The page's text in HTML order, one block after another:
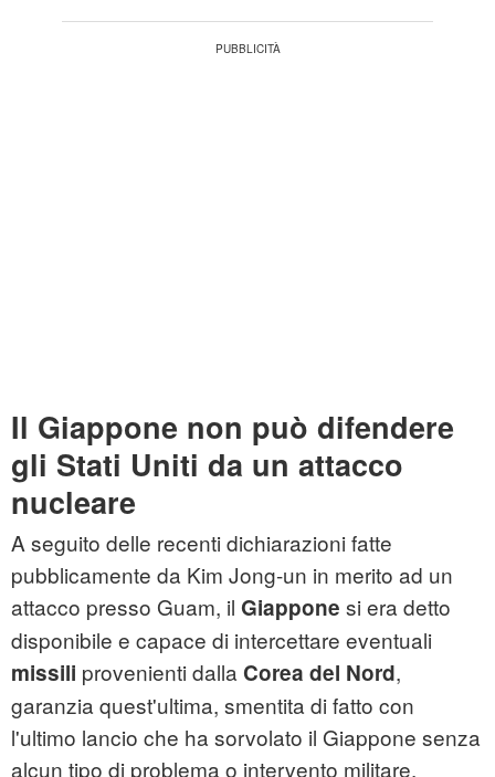
Il Giappone non può difendere
gli Stati Uniti da un attacco
nucleare
A seguito delle recenti dichiarazioni fatte
pubblicamente da Kim Jong-un in merito ad un
attacco presso Guam, il Giappone si era detto
disponibile e capace di intercettare eventuali
missili provenienti dalla Corea del Nord,
garanzia quest'ultima, smentita di fatto con
l'ultimo lancio che ha sorvolato il Giappone senza
alcun tipo di problema o intervento militare.